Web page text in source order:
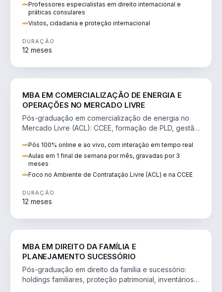
Professores especialistas em direito internacional e
práticas consulares
Vistos, cidadania e proteção internacional
DURAÇÃO
12 meses
MBA EM COMERCIALIZAÇÃO DE ENERGIA E
OPERAÇÕES NO MERCADO LIVRE
Pós-graduação em comercialização de energia no
Mercado Livre (ACL): CCEE, formação de PLD, gestão
Pós 100% online e ao vivo, com interação em tempo real
Aulas em 1 final de semana por mês, gravadas por 3
meses
Foco no Ambiente de Contratação Livre (ACL) e na CCEE
DURAÇÃO
12 meses
MBA EM DIREITO DA FAMÍLIA E
PLANEJAMENTO SUCESSÓRIO
Pós-graduação em direito da família e sucessório:
holdings familiares, proteção patrimonial, inventários